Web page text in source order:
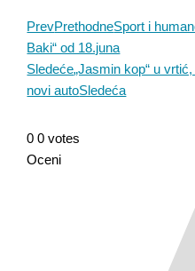
PrevPrethodneSport i
Baki“ od 18.juna
Sledeće„Jasmin kop“ u
novi autoSledeća
0 0 votes
Oceni